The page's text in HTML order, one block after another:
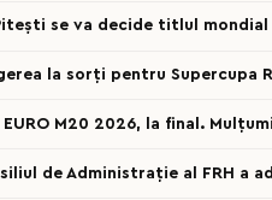
se va decide titlul mondial
la sorți pentru Supercupa
EURO M20 2026, la final.
de Administrație al FRH a